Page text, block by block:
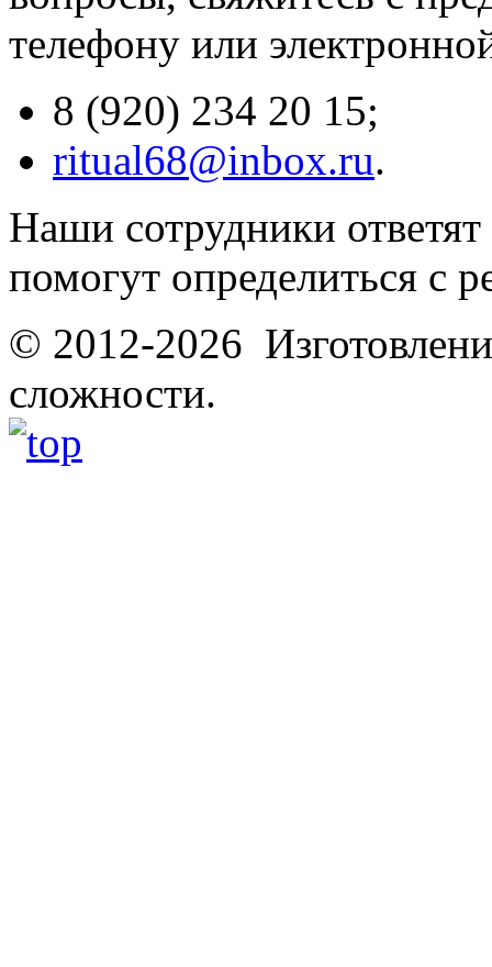
телефону или
8 (920) 234 20 15;
ritual68@inbox.ru.
Наши сотрудники
помогут определиться с
© 2012-2026
сложности.